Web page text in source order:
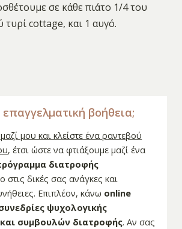
σε κάθε πιάτο 1/4 του
τυρί cottage, και 1 αυγό.
βοήθεια;
μου και κλείστε ένα ραντεβού
, έτσι ώστε να φτιάξουμε μαζί ένα
διατροφής
δικές σας ανάγκες και
Επιπλέον, κάνω online
ψυχολογικής
συμβουλών διατροφής. Αν σας